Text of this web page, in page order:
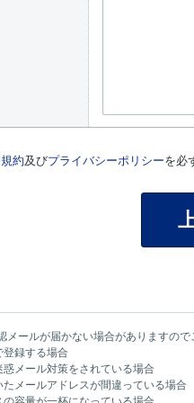
約及びプライバシーポリシーを必
ールが届かない場合がありますので
録する場合
メール対策をされている場合
メールアドレスが間違っている場合